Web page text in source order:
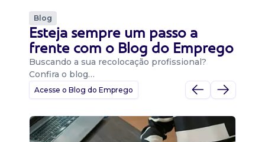
Blog
Esteja sempre um passo a
frente com o Blog do Emprego
Buscando a sua recolocação profissional?
Confira o blog…
Acesse o Blog do Emprego